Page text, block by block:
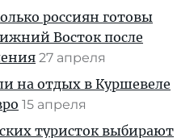
россиян готовы
Восток после
27 апреля
на отдых в Куршевеле
15 апреля
туристок выбирают